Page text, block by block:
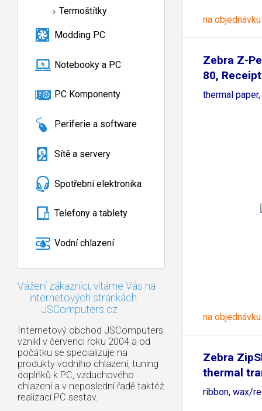
Termoštítky
Modding PC
Notebooky a PC
PC Komponenty
Periferie a software
Sítě a servery
Spotřební elektronika
Telefony a tablety
Vodní chlazení
Vážení zákazníci, vítáme Vás na
internetových stránkách
JSComputers.cz
Internetový obchod JSComputers
vznikl v červenci roku 2004 a od
počátku se specializuje na
produkty vodního chlazení, tuning
doplňků k PC, vzduchového
chlazení a v neposlední řadě taktéž
realizací PC sestav.
na objednávku
Zebra Z-
80,
thermal
na objednávku
Zebra
thermal
ribbon, wax/